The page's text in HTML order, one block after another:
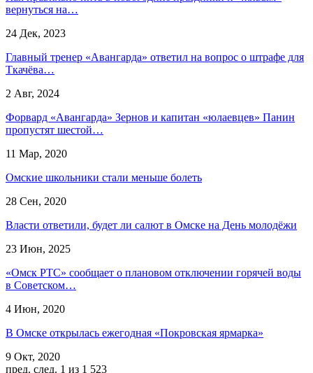
вернуться на…
24 Дек, 2023
Главный тренер «Авангарда» ответил на вопрос о штрафе для
Ткачёва…
2 Авг, 2024
Форвард «Авангарда» Зернов и капитан «юлаевцев» Панин
пропустят шестой…
11 Мар, 2020
Омские школьники стали меньше болеть
28 Сен, 2020
Власти ответили, будет ли салют в Омске на День молодёжи
23 Июн, 2025
«Омск РТС» сообщает о плановом отключении горячей воды
в Советском…
4 Июн, 2020
В Омске открылась ежегодная «Покровская ярмарка»
9 Окт, 2020
пред. след. 1 из 1 523